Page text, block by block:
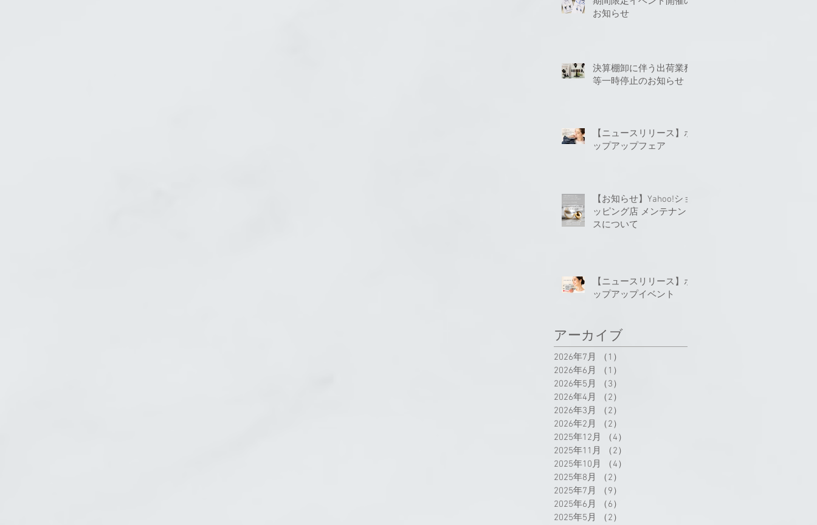
お知らせ
決算棚卸に伴う出荷業務
等一時停止のお知らせ
【ニュースリリース】ポ
ップアップフェア
【お知らせ】Yahoo!ショ
ッピング店 メンテナン
スについて
【ニュースリリース】ポ
ップアップイベント
アーカイブ
2026年7月 （1）
2026年6月
（1）
2026年5月
（3）
2026年4月
（2）
2026年3月
（2）
2026年2月
（2）
2025年12月
（4）
2025年11月
（2）
2025年10月
（4）
2025年8月
（2）
2025年7月
（9）
2025年6月
（6）
2025年5月
（2）